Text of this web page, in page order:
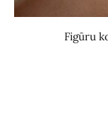
Figūru